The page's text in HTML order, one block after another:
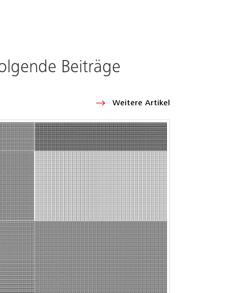
Beiträge
Weitere Artikel